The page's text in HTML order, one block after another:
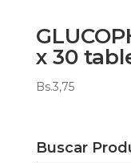
x 30
Bs.3,75
Buscar